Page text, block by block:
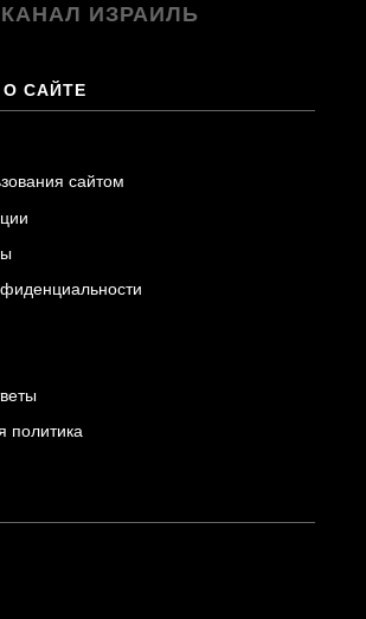
КАНАЛ ИЗРАИЛЬ
САЙТЕ
сайтом
политика